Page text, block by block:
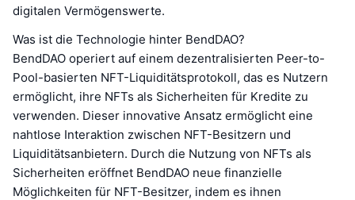
digitalen Vermögenswerte.
Was ist die Technologie hinter BendDAO?
BendDAO operiert auf einem dezentralisierten Peer-to-
Pool-basierten NFT-Liquiditätsprotokoll, das es Nutzern
ermöglicht, ihre NFTs als Sicherheiten für Kredite zu
verwenden. Dieser innovative Ansatz ermöglicht eine
nahtlose Interaktion zwischen NFT-Besitzern und
Liquiditätsanbietern. Durch die Nutzung von NFTs als
Sicherheiten eröffnet BendDAO neue finanzielle
Möglichkeiten für NFT-Besitzer, indem es ihnen